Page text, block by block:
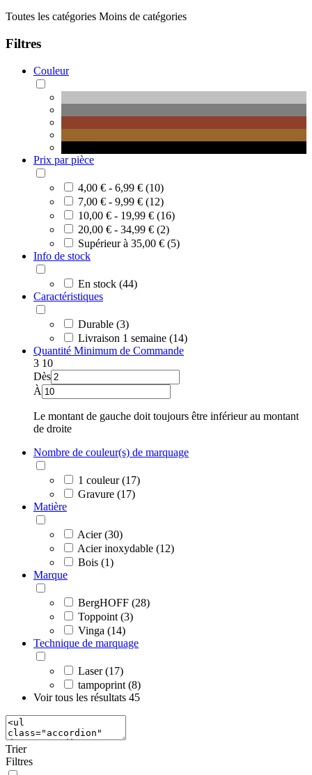
Toutes les catégories Moins de catégories
Filtres
Couleur
Prix par pièce
4,00 € - 6,99 € (10)
7,00 € - 9,99 € (12)
10,00 € - 19,99 € (16)
20,00 € - 34,99 € (2)
Supérieur à 35,00 € (5)
Info de stock
En stock (44)
Caractéristiques
Durable (3)
Livraison 1 semaine (14)
Quantité Minimum de Commande
3 10
Dès
À
Le montant de gauche doit toujours être inférieur au montant
de droite
Nombre de couleur(s) de marquage
1 couleur (17)
Gravure (17)
Matière
Acier (30)
Acier inoxydable (12)
Bois (1)
Marque
BergHOFF (28)
Toppoint (3)
Vinga (14)
Technique de marquage
Laser (17)
tampoprint (8)
Voir tous les résultats 45
Trier
Filtres